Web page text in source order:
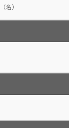
（名）